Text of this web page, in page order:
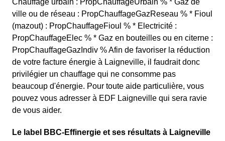
Chauffage urbain : PropChauffageUrbain % * Gaz de
ville ou de réseau : PropChauffageGazReseau % * Fioul
(mazout) : PropChauffageFioul % * Electricité :
PropChauffageElec % * Gaz en bouteilles ou en citerne :
PropChauffageGazIndiv % Afin de favoriser la réduction
de votre facture énergie à Laigneville, il faudrait donc
privilégier un chauffage qui ne consomme pas
beaucoup d'énergie. Pour toute aide particulière, vous
pouvez vous adresser à EDF Laigneville qui sera ravie
de vous aider.
Le label BBC-Effinergie et ses résultats à Laigneville